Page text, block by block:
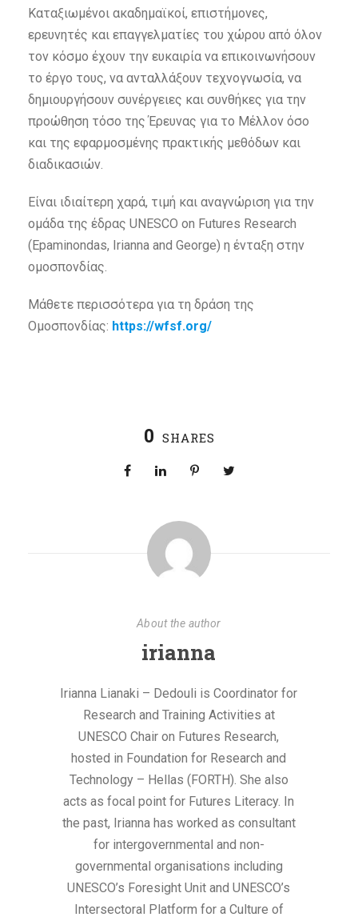
Καταξιωμένοι ακαδημαϊκοί, επιστήμονες,
ερευνητές και επαγγελματίες του χώρου από όλον
τον κόσμο έχουν την ευκαιρία να επικοινωνήσουν
το έργο τους, να ανταλλάξουν τεχνογνωσία, να
δημιουργήσουν συνέργειες και συνθήκες για την
προώθηση τόσο της Έρευνας για το Μέλλον όσο
και της εφαρμοσμένης πρακτικής μεθόδων και
διαδικασιών.
Είναι ιδιαίτερη χαρά, τιμή και αναγνώριση για την
ομάδα της έδρας UNESCO on Futures Research
(Epaminondas, Irianna and George) η ένταξη στην
ομοσπονδίας.
Μάθετε περισσότερα για τη δράση της
Ομοσπονδίας: https://wfsf.org/
0 SHARES
About the author
irianna
Irianna Lianaki – Dedouli is Coordinator for
Research and Training Activities at
UNESCO Chair on Futures Research,
hosted in Foundation for Research and
Technology – Hellas (FORTH). She also
acts as focal point for Futures Literacy. In
the past, Irianna has worked as consultant
for intergovernmental and non-
governmental organisations including
UNESCO’s Foresight Unit and UNESCO’s
Intersectoral Platform for a Culture of